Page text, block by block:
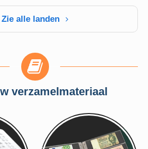
Zie alle landen
verzamelmateriaal